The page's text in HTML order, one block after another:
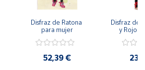
Disfraz de Ratona
para mujer
52,39 €
Disfraz de
y Rojo